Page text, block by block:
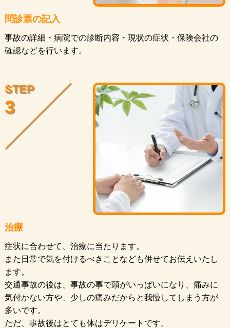
問診票の記入
事故の詳細・病院での診断内容・現状の症状・保険会社の
確認などを行います。
STEP
3
治療
症状に合わせて、治療に当たります。
また日常で気を付けるべきことなども併せてお伝えいたし
ます。
交通事故の後は、事故の事で頭がいっぱいになり、痛みに
気付かない方や、少しの痛みだからと我慢してしまう方が
多いです。
ただ、事故後はとても体はデリケートです。